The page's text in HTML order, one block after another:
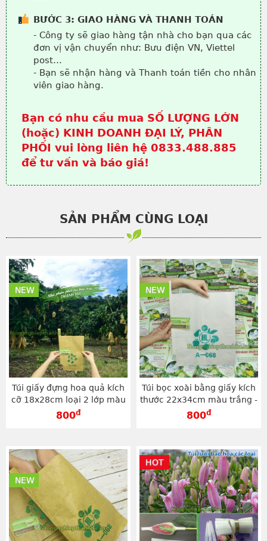
BƯỚC 3: GIAO HÀNG VÀ THANH TOÁN
- Công ty sẽ giao hàng tận nhà cho bạn qua các
đơn vị vận chuyển như: Bưu điện VN, Viettel
post…
- Bạn sẽ nhận hàng và Thanh toán tiền cho nhân
viên giao hàng.
Bạn có nhu cầu mua SỐ LƯỢNG LỚN
(hoặc) KINH DOANH ĐẠI LÝ, PHÂN
PHỐI vui lòng liên hệ 0833.488.885
để tư vấn và báo giá!
SẢN PHẨM CÙNG LOẠI
Túi giấy đựng hoa quả kích
cỡ 18x28cm loại 2 lớp màu
vàng - TG1828V
800đ
NEW
Túi bọc xoài bằng giấy kích
thước 22x34cm màu trắng -
TG2234T
800đ
NEW
NEW
HOT